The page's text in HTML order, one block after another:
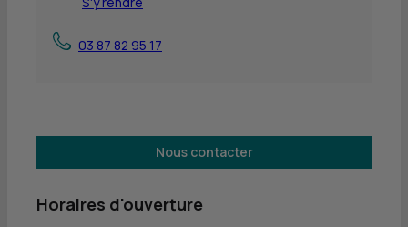
03 87 82 95 17
Nous contacter
Horaires d'ouverture